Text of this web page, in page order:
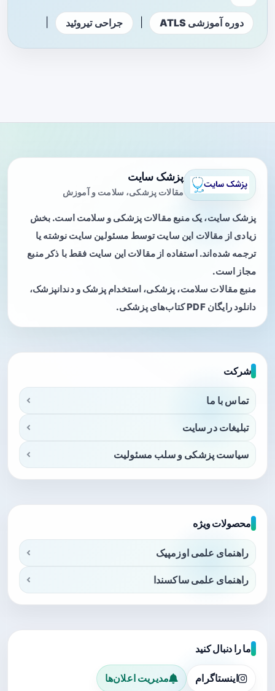
دوره آموزشی ATLS جراحی تیروئید
پزشک سایت
مقالات پزشکی، سلامت و آموزش
پزشک سایت، یک منبع مقالات پزشکی و سلامت است. بخش
زیادی از مقالات این سایت توسط مسئولین سایت نوشته یا
ترجمه شده‌اند. استفاده از مقالات این سایت فقط با ذکر منبع
مجاز است.
منبع مقالات سلامت، پزشکی، استخدام پزشک و دندانپزشک،
دانلود رایگان PDF کتاب‌های پزشکی.
شرکت
تماس با ما
تبلیغات در سایت
سیاست پزشکی و سلب مسئولیت
محصولات ویژه
راهنمای علمی اوزمپیک
راهنمای علمی ساکسندا
ما را دنبال کنید
اینستاگرام مدیریت اعلان‌ها